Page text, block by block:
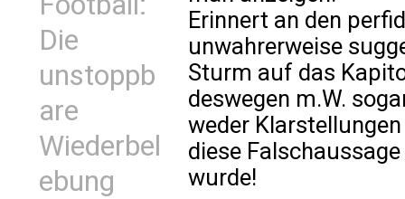
Die
unstoppb
are
Wiederbel
ebung
Erinnert an den
unwahrerweise
Sturm auf das
deswegen m.W.
weder
diese
wurde!